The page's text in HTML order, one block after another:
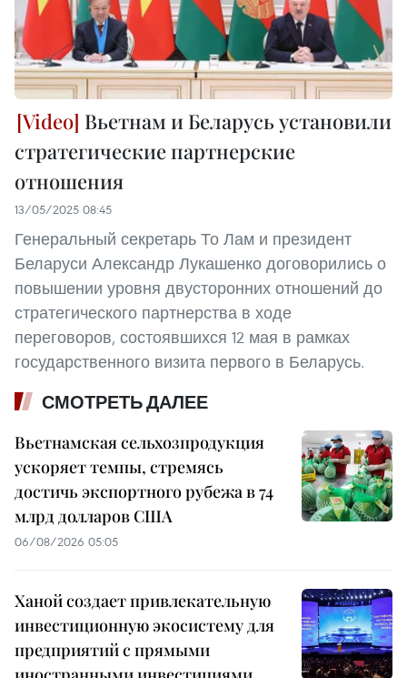
Вьетнам и Беларусь установили
стратегические партнерские
отношения
13/05/2025 08:45
Генеральный секретарь То Лам и президент
Беларуси Александр Лукашенко договорились о
повышении уровня двусторонних отношений до
стратегического партнерства в ходе
переговоров, состоявшихся 12 мая в рамках
государственного визита первого в Беларусь.
СМОТРЕТЬ ДАЛЕЕ
Вьетнамская сельхозпродукция
ускоряет темпы, стремясь
достичь экспортного рубежа в 74
млрд долларов США
06/08/2026 05:05
Ханой создает привлекательную
инвестиционную экосистему для
предприятий с прямыми